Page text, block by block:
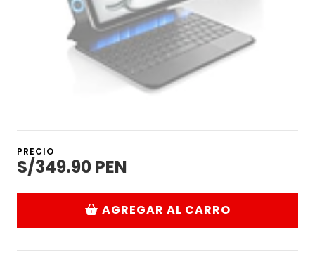
PRECIO
S/349.90 PEN
AGREGAR AL CARRO